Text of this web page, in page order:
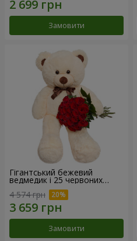
Замовити
Гігантський бежевий
ведмедик і 25 червоних
троянд
4 574 грн
Замовити